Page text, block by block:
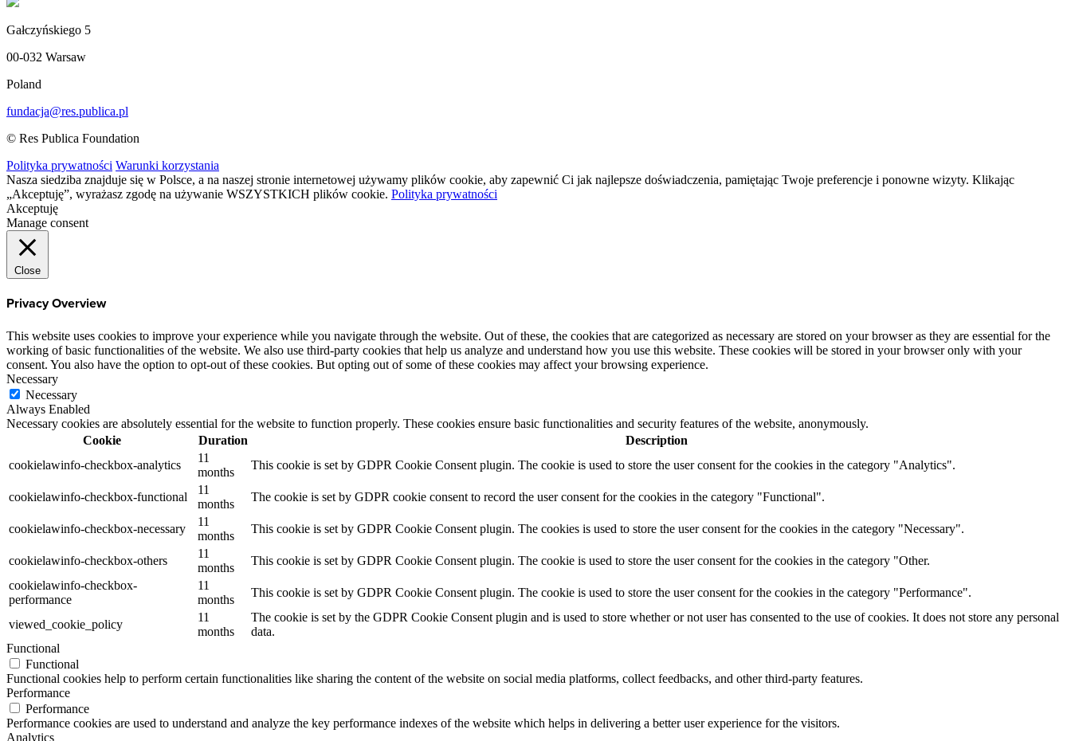
Gałczyńskiego 5
00-032 Warsaw
Poland
fundacja@res.publica.pl
© Res Publica Foundation
Polityka prywatności Warunki korzystania
Nasza siedziba znajduje się w Polsce, a na naszej stronie internetowej używamy plików cookie, aby zapewnić Ci jak najlepsze doświadczenia, pamiętając Twoje preferencje i ponowne wizyty. Klikając
„Akceptuję”, wyrażasz zgodę na używanie WSZYSTKICH plików cookie. Polityka prywatności
Akceptuję
Manage consent
Close
Privacy Overview
This website uses cookies to improve your experience while you navigate through the website. Out of these, the cookies that are categorized as necessary are stored on your browser as they are essential for the
working of basic functionalities of the website. We also use third-party cookies that help us analyze and understand how you use this website. These cookies will be stored in your browser only with your
consent. You also have the option to opt-out of these cookies. But opting out of some of these cookies may affect your browsing experience.
Necessary
Necessary
Always Enabled
Necessary cookies are absolutely essential for the website to function properly. These cookies ensure basic functionalities and security features of the website, anonymously.
Cookie
Duration
Description
cookielawinfo-checkbox-analytics
11
months
This cookie is set by GDPR Cookie Consent plugin. The cookie is used to store the user consent for the cookies in the category "Analytics".
cookielawinfo-checkbox-functional
11
months
The cookie is set by GDPR cookie consent to record the user consent for the cookies in the category "Functional".
cookielawinfo-checkbox-necessary
11
months
This cookie is set by GDPR Cookie Consent plugin. The cookies is used to store the user consent for the cookies in the category "Necessary".
cookielawinfo-checkbox-others
11
months
This cookie is set by GDPR Cookie Consent plugin. The cookie is used to store the user consent for the cookies in the category "Other.
cookielawinfo-checkbox-
performance
11
months
This cookie is set by GDPR Cookie Consent plugin. The cookie is used to store the user consent for the cookies in the category "Performance".
viewed_cookie_policy
11
months
The cookie is set by the GDPR Cookie Consent plugin and is used to store whether or not user has consented to the use of cookies. It does not store any personal
data.
Functional
Functional
Functional cookies help to perform certain functionalities like sharing the content of the website on social media platforms, collect feedbacks, and other third-party features.
Performance
Performance
Performance cookies are used to understand and analyze the key performance indexes of the website which helps in delivering a better user experience for the visitors.
Analytics